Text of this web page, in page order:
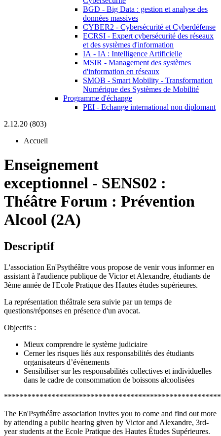
BGD - Big Data : gestion et analyse des
données massives
CYBER2 - Cybersécurité et Cyberdéfense
ECRSI - Expert cybersécurité des réseaux
et des systèmes d'information
IA - IA : Intelligence Artificielle
MSIR - Management des systèmes
d'information en réseaux
SMOB - Smart Mobility - Transformation
Numérique des Systèmes de Mobilité
Programme d'échange
PEI - Echange international non diplomant
2.12.20 (803)
Accueil
Enseignement
exceptionnel - SENS02 :
Théâtre Forum : Prévention
Alcool (2A)
Descriptif
L'association En'Psythéâtre vous propose de venir vous informer en
assistant à l'audience publique de Victor et Alexandre, étudiants de
3ème année de l'Ecole Pratique des Hautes études supérieures.
La représentation théâtrale sera suivie par un temps de
questions/réponses en présence d'un avocat.
Objectifs :
Mieux comprendre le système judiciaire
Cerner les risques liés aux responsabilités des étudiants
organisateurs d’évènements
Sensibiliser sur les responsabilités collectives et individuelles
dans le cadre de consommation de boissons alcoolisées
The En'Psythéâtre association invites you to come and find out more
by attending a public hearing given by Victor and Alexandre, 3rd-
year students at the Ecole Pratique des Hautes Études Supérieures.